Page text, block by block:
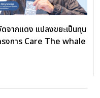
ดจากแดง แปลงขยะเป็นทุน
รงการ Care The whale